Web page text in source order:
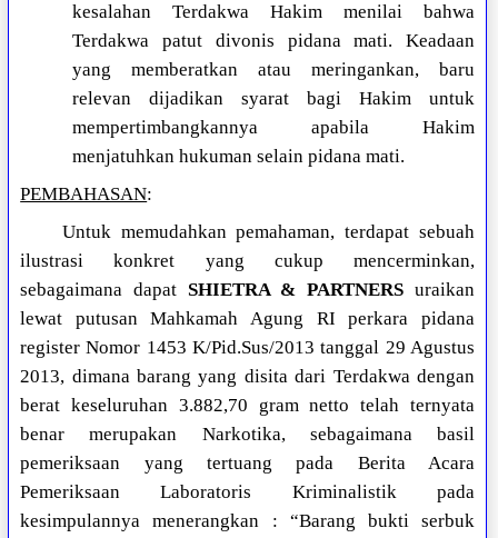
kesalahan Terdakwa Hakim menilai bahwa
Terdakwa patut divonis pidana mati. Keadaan
yang memberatkan atau meringankan, baru
relevan dijadikan syarat bagi Hakim untuk
mempertimbangkannya apabila Hakim
menjatuhkan hukuman selain pidana mati.
PEMBAHASAN:
Untuk memudahkan pemahaman, terdapat sebuah
ilustrasi konkret yang cukup mencerminkan,
sebagaimana dapat SHIETRA & PARTNERS uraikan
lewat putusan Mahkamah Agung RI perkara pidana
register Nomor 1453 K/Pid.Sus/2013 tanggal 29 Agustus
2013, dimana barang yang disita dari Terdakwa dengan
berat keseluruhan 3.882,70 gram netto telah ternyata
benar merupakan Narkotika, sebagaimana basil
pemeriksaan yang tertuang pada Berita Acara
Pemeriksaan Laboratoris Kriminalistik pada
kesimpulannya menerangkan : “Barang bukti serbuk